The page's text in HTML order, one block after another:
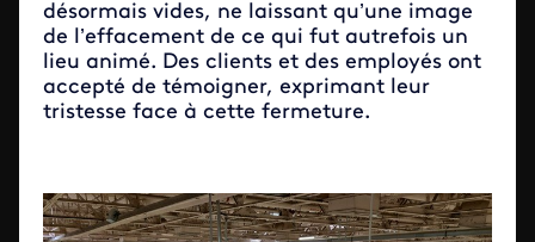
désormais vides, ne laissant qu’une image
de l’effacement de ce qui fut autrefois un
lieu animé. Des clients et des employés ont
accepté de témoigner, exprimant leur
tristesse face à cette fermeture.